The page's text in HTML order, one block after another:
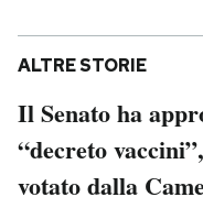
ALTRE STORIE
Il Senato ha
“decreto
votato dalla